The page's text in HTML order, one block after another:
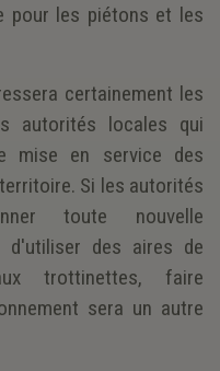
pour les piétons et les
certainement les
autorités locales qui
mise en service des
Si les autorités
toute nouvelle
d'utiliser des aires de
trottinettes, faire
sera un autre